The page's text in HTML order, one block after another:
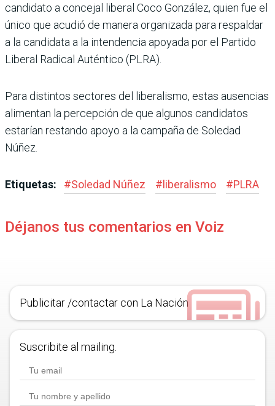
candidato a concejal liberal Coco González, quien fue el
único que acudió de manera organizada para respaldar
a la candidata a la intendencia apoyada por el Partido
Libe­ral Radical Auténtico (PLRA).
Para distintos sectores del liberalismo, estas ausencias
alimentan la percepción de que algunos candidatos
esta­rían restando apoyo a la cam­paña de Soledad
Núñez.
Etiquetas: #Soledad Núñez #liberalismo #PLRA
Déjanos tus comentarios en Voiz
Publicitar /contactar con La Nación
Suscribite al mailing.